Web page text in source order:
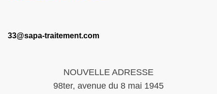
33@sapa-traitement.com
NOUVELLE ADRESSE
98ter, avenue du 8 mai 1945